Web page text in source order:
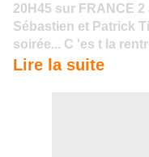
20H45 sur FRANCE
Sébastien et Patrick
soirée... C 'es t la
Lire la suite